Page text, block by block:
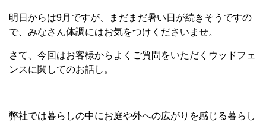
明日からは9月ですが、まだまだ暑い日が続きそうですの
で、みなさん体調にはお気をつけくださいませ。
さて、今回はお客様からよくご質問をいただくウッドフェ
ンスに関してのお話し。
弊社では暮らしの中にお庭や外への広がりを感じる暮らし